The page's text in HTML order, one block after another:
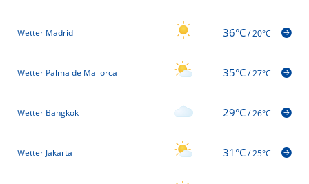
Wetter Madrid 36°C/20°C
Wetter Palma de Mallorca 35°C/27°C
Wetter Bangkok 29°C/26°C
Wetter Jakarta 31°C/25°C